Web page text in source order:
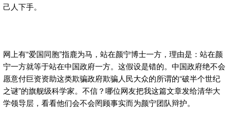
己人下手。
网上有“爱国同胞”指鹿为马，站在颜宁博士一方，理由是：站在颜
宁一方就等于站在中国政府一方。这假设是错的。中国政府绝不会
愿意付巨资资助这类欺骗政府欺骗人民大众的所谓的“破半个世纪
之谜”的旗舰级科学家。不信？哪位网友把我这篇文章发给清华大
学领导层，看看他们会不会罔顾事实而为颜宁团队辩护。